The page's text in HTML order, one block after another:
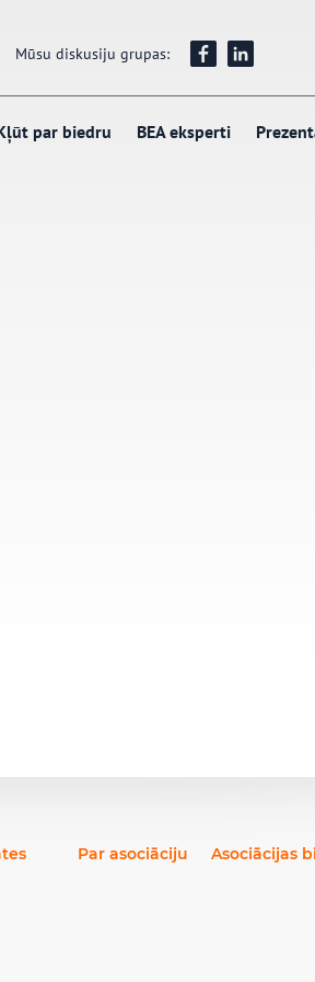
Mūsu diskusiju grupas:
par biedru BEA eksperti
Par asociāciju Asociācijas